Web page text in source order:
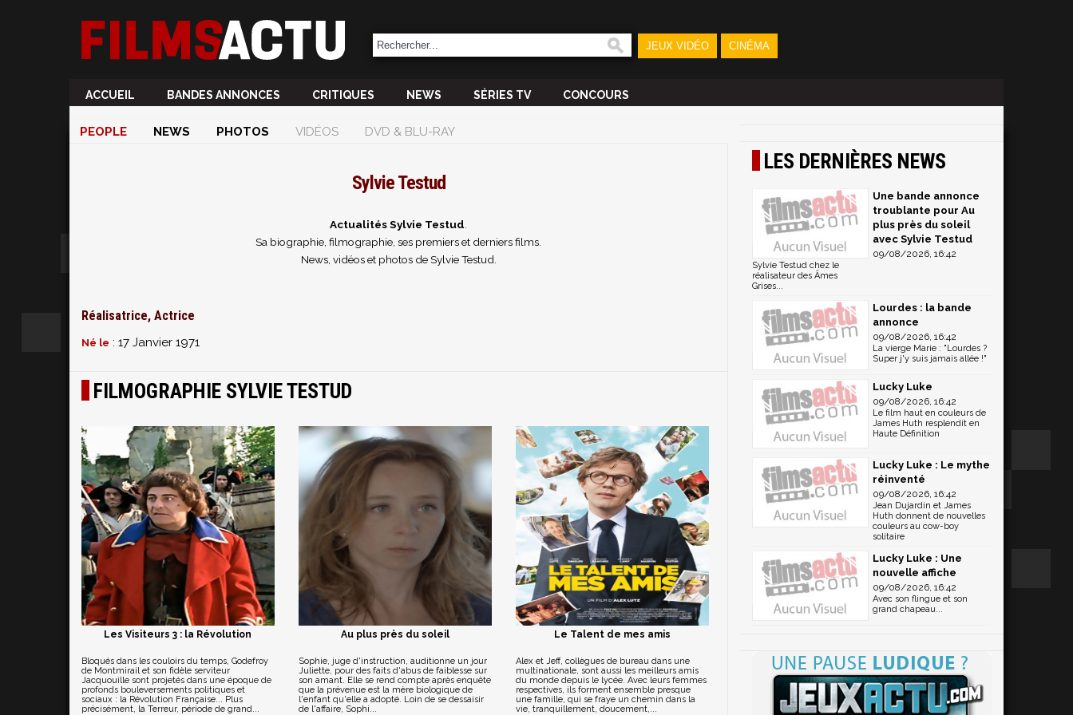
JEUX VIDÉO CINÉMA
ACCUEIL BANDES ANNONCES CRITIQUES NEWS SÉRIES TV CONCOURS
PEOPLE NEWS PHOTOS VIDÉOS DVD & BLU-RAY
Sylvie Testud
Actualités Sylvie Testud
Sa biographie, filmographie, ses premiers et derniers films.
News, vidéos et photos de Sylvie Testud.
Réalisatrice, Actrice
Né le : 17 Janvier 1971
FILMOGRAPHIE SYLVIE TESTUD
Les Visiteurs 3 : la Révolution
Bloqués dans les couloirs du temps, Godefroy
de Montmirail et son fidèle serviteur
Jacquouille sont projetés dans une époque de
profonds bouleversements politiques et
sociaux : la Révolution Française... Plus
précisément, la Terreur, période de grand...
Au plus près du soleil
Sophie, juge d'instruction, auditionne un jour
Juliette, pour des faits d'abus de faiblesse sur
son amant. Elle se rend compte après enquête
que la prévenue est la mère biologique de
l'enfant qu'elle a adopté. Loin de se dessaisir
de l'affaire, Sophi...
Le Talent de mes amis
Alex et Jeff, collègues de bureau dans une
multinationale, sont aussi les meilleurs amis
du monde depuis le lycée. Avec leurs femmes
respectives, ils forment ensemble presque
une famille, qui se fraye un chemin dans la
vie, tranquillement, doucement,...
LES DERNIÈRES NEWS
Une bande annonce
troublante pour Au
plus près du soleil
avec Sylvie Testud
09/08/2026, 16:42
Sylvie Testud chez le
réalisateur des Âmes
Grises...
Lourdes : la bande
annonce
09/08/2026, 16:42
La vierge Marie : "Lourdes ?
Super j'y suis jamais allée !"
Lucky Luke
09/08/2026, 16:42
Le film haut en couleurs de
James Huth resplendit en
Haute Définition
Lucky Luke : Le mythe
réinventé
09/08/2026, 16:42
Jean Dujardin et James
Huth donnent de nouvelles
couleurs au cow-boy
solitaire
Lucky Luke : Une
nouvelle affiche
09/08/2026, 16:42
Avec son flingue et son
grand chapeau...